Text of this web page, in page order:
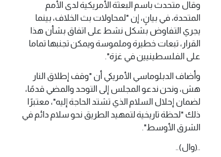
وقال متحدث باسم البعثة الأمريكية لدى الأمم
المتحدة، في بيانٍ، إن "لمحاولات بث الخلاف، بينما
يجري التفاوض بشكل نشط على اتفاق بشأن هذا
القرار، تبعات خطيرة وملموسة ويمكن تجنبها تماما
على الفلسطينيين في غزة".
وأضاف الدبلوماسي الأمريكي أن "وقف إطلاق النار
هش، ونحن ندعو المجلس إلى التوحد والمضي قدمًا،
لضمان إحلال السلام الذي تشتد الحاجة إليه"، معتبرًا
ذلك "لحظة تاريخية لتمهيد الطريق نحو سلام دائم في
الشرق الأوسط".
..(وال)..